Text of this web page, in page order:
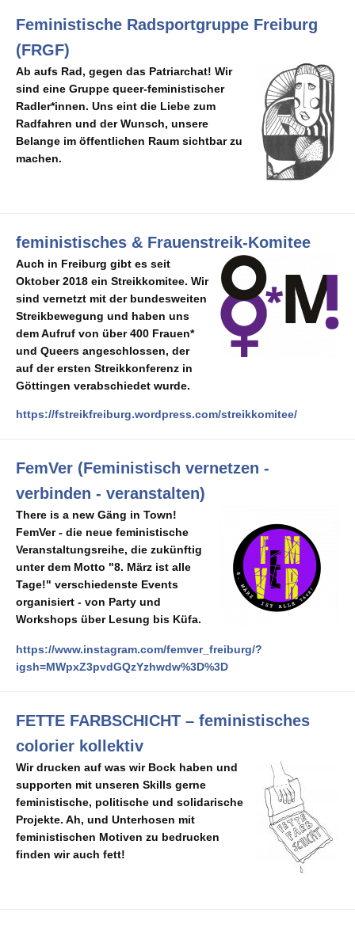
Feministische Radsportgruppe Freiburg
(FRGF)
Ab aufs Rad, gegen das Patriarchat! Wir
sind eine Gruppe queer-feministischer
Radler*innen. Uns eint die Liebe zum
Radfahren und der Wunsch, unsere
Belange im öffentlichen Raum sichtbar zu
machen.
feministisches & Frauenstreik-Komitee
Auch in Freiburg gibt es seit
Oktober 2018 ein Streikkomitee. Wir
sind vernetzt mit der bundesweiten
Streikbewegung und haben uns
dem Aufruf von über 400 Frauen*
und Queers angeschlossen, der
auf der ersten Streikkonferenz in
Göttingen verabschiedet wurde.
https://fstreikfreiburg.wordpress.com/streikkomitee/
FemVer (Feministisch vernetzen -
verbinden - veranstalten)
There is a new Gäng in Town!
FemVer - die neue feministische
Veranstaltungsreihe, die zukünftig
unter dem Motto "8. März ist alle
Tage!" verschiedenste Events
organisiert - von Party und
Workshops über Lesung bis Küfa.
https://www.instagram.com/femver_freiburg/?
igsh=MWpxZ3pvdGQzYzhwdw%3D%3D
FETTE FARBSCHICHT – feministisches
colorier kollektiv
Wir drucken auf was wir Bock haben und
supporten mit unseren Skills gerne
feministische, politische und solidarische
Projekte. Ah, und Unterhosen mit
feministischen Motiven zu bedrucken
finden wir auch fett!